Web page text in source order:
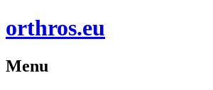
orthros.eu
Menu